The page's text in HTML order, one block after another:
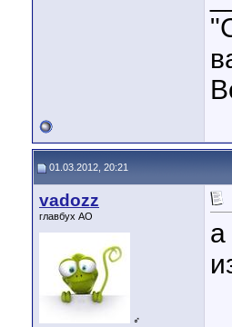
01.03.2012, 20:21
vadozz
главбух АО
♂
а